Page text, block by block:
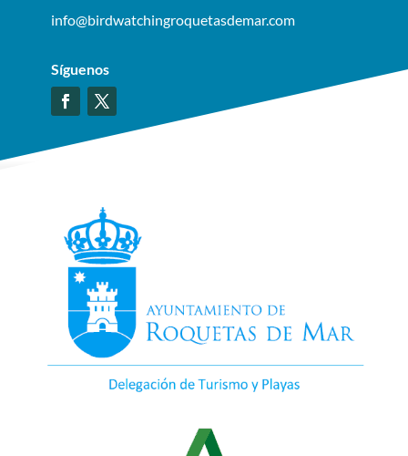
info@birdwatchingroquetasdemar.com
Síguenos